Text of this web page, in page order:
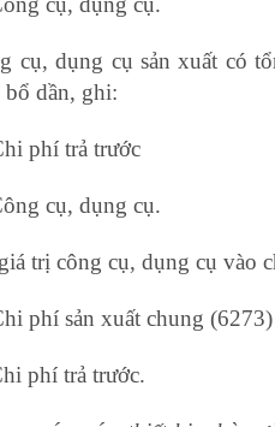
cụ, dụng cụ sản xuất có
bổ dần, ghi:
phí trả trước
cụ, dụng cụ.
trị công cụ, dụng cụ vào
phí sản xuất chung (6273)
phí trả trước.